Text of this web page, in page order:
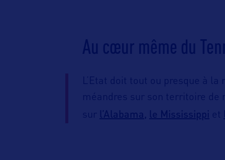
Au cœur même du
L’Etat doit tout ou presque à
méandres sur son territoire de
sur l’Alabama, le Mississippi et